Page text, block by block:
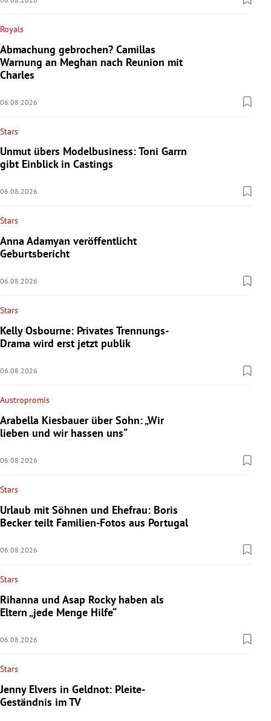
Royals
Abmachung gebrochen? Camillas
Warnung an Meghan nach Reunion mit
Charles
06.08.2026
Stars
Unmut übers Modelbusiness: Toni Garrn
gibt Einblick in Castings
06.08.2026
Stars
Anna Adamyan veröffentlicht
Geburtsbericht
06.08.2026
Stars
Kelly Osbourne: Privates Trennungs-
Drama wird erst jetzt publik
06.08.2026
Austropromis
Arabella Kiesbauer über Sohn: „Wir
lieben und wir hassen uns“
06.08.2026
Stars
Urlaub mit Söhnen und Ehefrau: Boris
Becker teilt Familien-Fotos aus Portugal
06.08.2026
Stars
Rihanna und Asap Rocky haben als
Eltern „jede Menge Hilfe“
06.08.2026
Stars
Jenny Elvers in Geldnot: Pleite-
Geständnis im TV